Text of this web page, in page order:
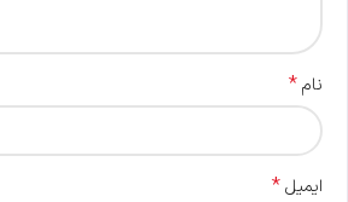
نام*
ایمیل*